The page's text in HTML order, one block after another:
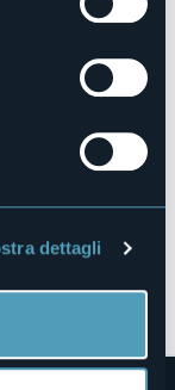
dettagli